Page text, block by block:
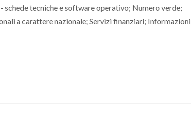
tecniche e software operativo; Numero verde;
a carattere nazionale; Servizi finanziari; Informazioni